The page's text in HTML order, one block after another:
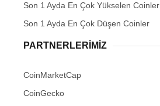
Son 1 Ayda En Çok Yükselen Coinler
Son 1 Ayda En Çok Düşen Coinler
PARTNERLERIMIZ
CoinMarketCap
CoinGecko